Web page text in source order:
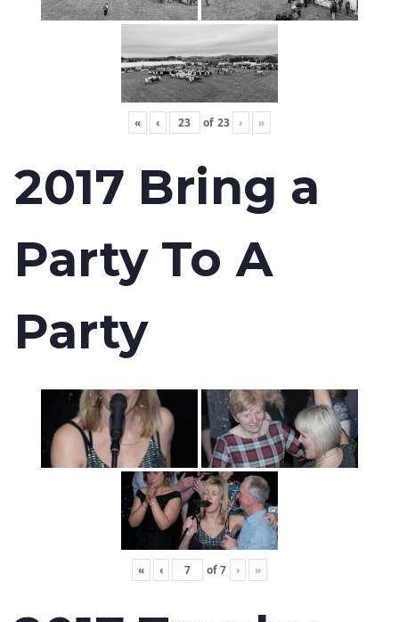
« ‹ of 23 › »
2017 Bring a
Party To A
Party
« ‹ of7 › »